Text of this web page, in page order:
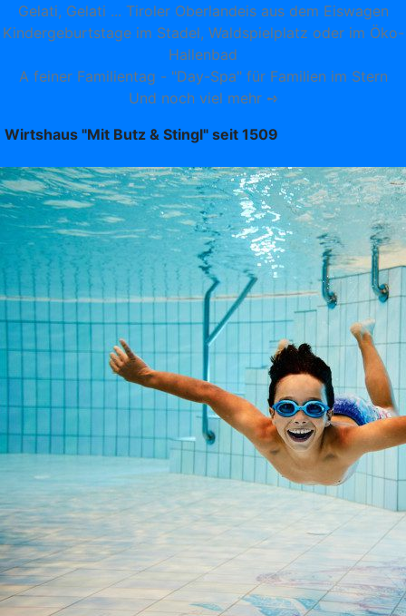
Gelati, Gelati ... Tiroler Oberlandeis aus dem Eiswagen
Kindergeburtstage im Stadel, Waldspielplatz oder im Öko-
Hallenbad
A feiner Familientag - "Day-Spa" für Familien im Stern
Und noch viel mehr ➺
Wirtshaus "Mit Butz & Stingl" seit 1509